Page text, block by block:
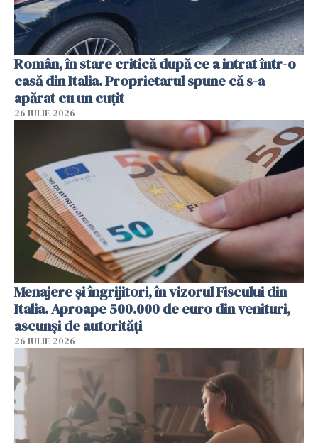
Român, în stare critică după ce a intrat într-o
casă din Italia. Proprietarul spune că s-a
apărat cu un cuțit
26 IULIE 2026
Menajere și îngrijitori, în vizorul Fiscului din
Italia. Aproape 500.000 de euro din venituri,
ascunși de autorități
26 IULIE 2026